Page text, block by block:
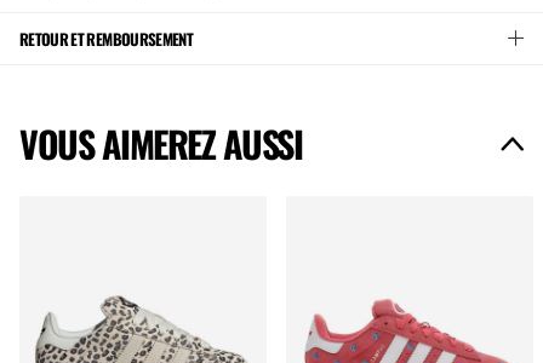
RETOUR ET REMBOURSEMENT
VOUS AIMEREZ AUSSI